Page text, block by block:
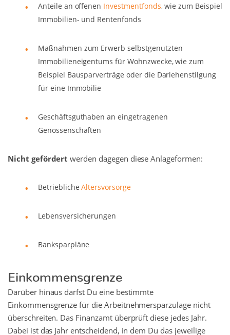
Anteile an offenen Investmentfonds, wie zum Beispiel
Immobilien- und Rentenfonds
Maßnahmen zum Erwerb selbstgenutzten
Immobilieneigentums für Wohnzwecke, wie zum
Beispiel Bausparverträge oder die Darlehenstilgung
für eine Immobilie
Geschäftsguthaben an eingetragenen
Genossenschaften
Nicht gefördert werden dagegen diese Anlageformen:
BetrieblicheAltersvorsorge
Lebensversicherungen
Banksparpläne
Einkommensgrenze
Darüber hinaus darfst Du eine bestimmte
Einkommensgrenze für die Arbeitnehmersparzulage nicht
überschreiten. Das Finanzamt überprüft diese jedes Jahr.
Dabei ist das Jahr entscheidend, in dem Du das jeweilige